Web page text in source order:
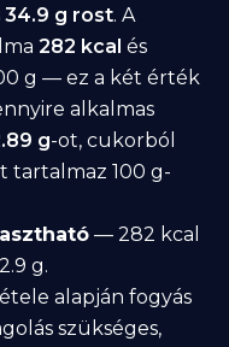
34.9 g rost. A
282 kcal és
g — ez a két érték
alkalmas
g-ot, cukorból
tartalmaz 100 g-
— 282 kcal
g.
alapján fogyás
szükséges,